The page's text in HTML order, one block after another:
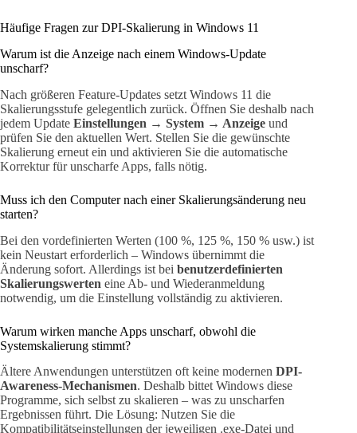
Häufige Fragen zur DPI-Skalierung in Windows 11
Warum ist die Anzeige nach einem Windows-Update
unscharf?
Nach größeren Feature-Updates setzt Windows 11 die
Skalierungsstufe gelegentlich zurück. Öffnen Sie deshalb nach
jedem Update Einstellungen → System → Anzeige und
prüfen Sie den aktuellen Wert. Stellen Sie die gewünschte
Skalierung erneut ein und aktivieren Sie die automatische
Korrektur für unscharfe Apps, falls nötig.
Muss ich den Computer nach einer Skalierungsänderung neu
starten?
Bei den vordefinierten Werten (100 %, 125 %, 150 % usw.) ist
kein Neustart erforderlich – Windows übernimmt die
Änderung sofort. Allerdings ist bei benutzerdefinierten
Skalierungswerten eine Ab- und Wiederanmeldung
notwendig, um die Einstellung vollständig zu aktivieren.
Warum wirken manche Apps unscharf, obwohl die
Systemskalierung stimmt?
Ältere Anwendungen unterstützen oft keine modernen DPI-
Awareness-Mechanismen. Deshalb bittet Windows diese
Programme, sich selbst zu skalieren – was zu unscharfen
Ergebnissen führt. Die Lösung: Nutzen Sie die
Kompatibilitätseinstellungen der jeweiligen .exe-Datei und